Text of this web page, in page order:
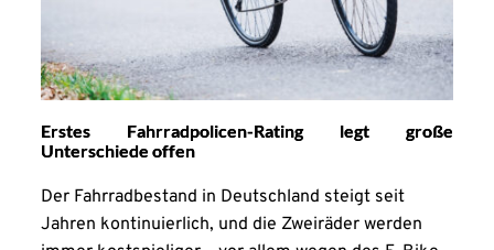
Erstes Fahrradpolicen-Rating legt große
Unterschiede offen
Der Fahrradbestand in Deutschland steigt seit
Jahren kontinuierlich, und die Zweiräder werden